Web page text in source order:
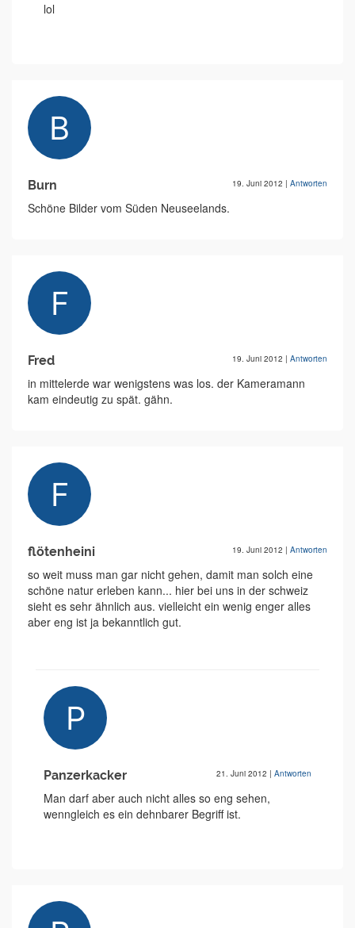
lol
Burn 19. Juni 2012 | Antworten
Schöne Bilder vom Süden Neuseelands.
Fred 19. Juni 2012 | Antworten
in mittelerde war wenigstens was los. der Kameramann
kam eindeutig zu spät. gähn.
flötenheini 19. Juni 2012 | Antworten
so weit muss man gar nicht gehen, damit man solch eine
schöne natur erleben kann... hier bei uns in der schweiz
sieht es sehr ähnlich aus. vielleicht ein wenig enger alles
aber eng ist ja bekanntlich gut.
Panzerkacker 21. Juni 2012 | Antworten
Man darf aber auch nicht alles so eng sehen,
wenngleich es ein dehnbarer Begriff ist.